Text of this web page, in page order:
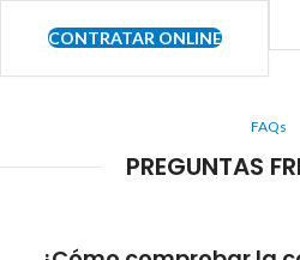
CONTRATAR ONLINE
FAQs
PREGUNTAS